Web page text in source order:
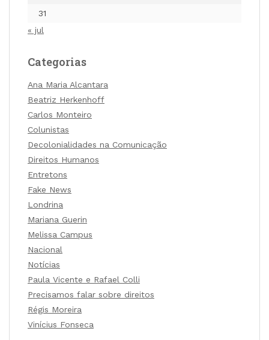
31
« jul
Categorias
Ana Maria Alcantara
Beatriz Herkenhoff
Carlos Monteiro
Colunistas
Decolonialidades na Comunicação
Direitos Humanos
Entretons
Fake News
Londrina
Mariana Guerin
Melissa Campus
Nacional
Notícias
Paula Vicente e Rafael Colli
Precisamos falar sobre direitos
Régis Moreira
Vinícius Fonseca